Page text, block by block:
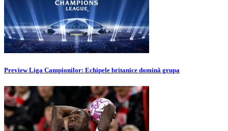
Preview Liga Campionilor: Echipele britanice domină grupa